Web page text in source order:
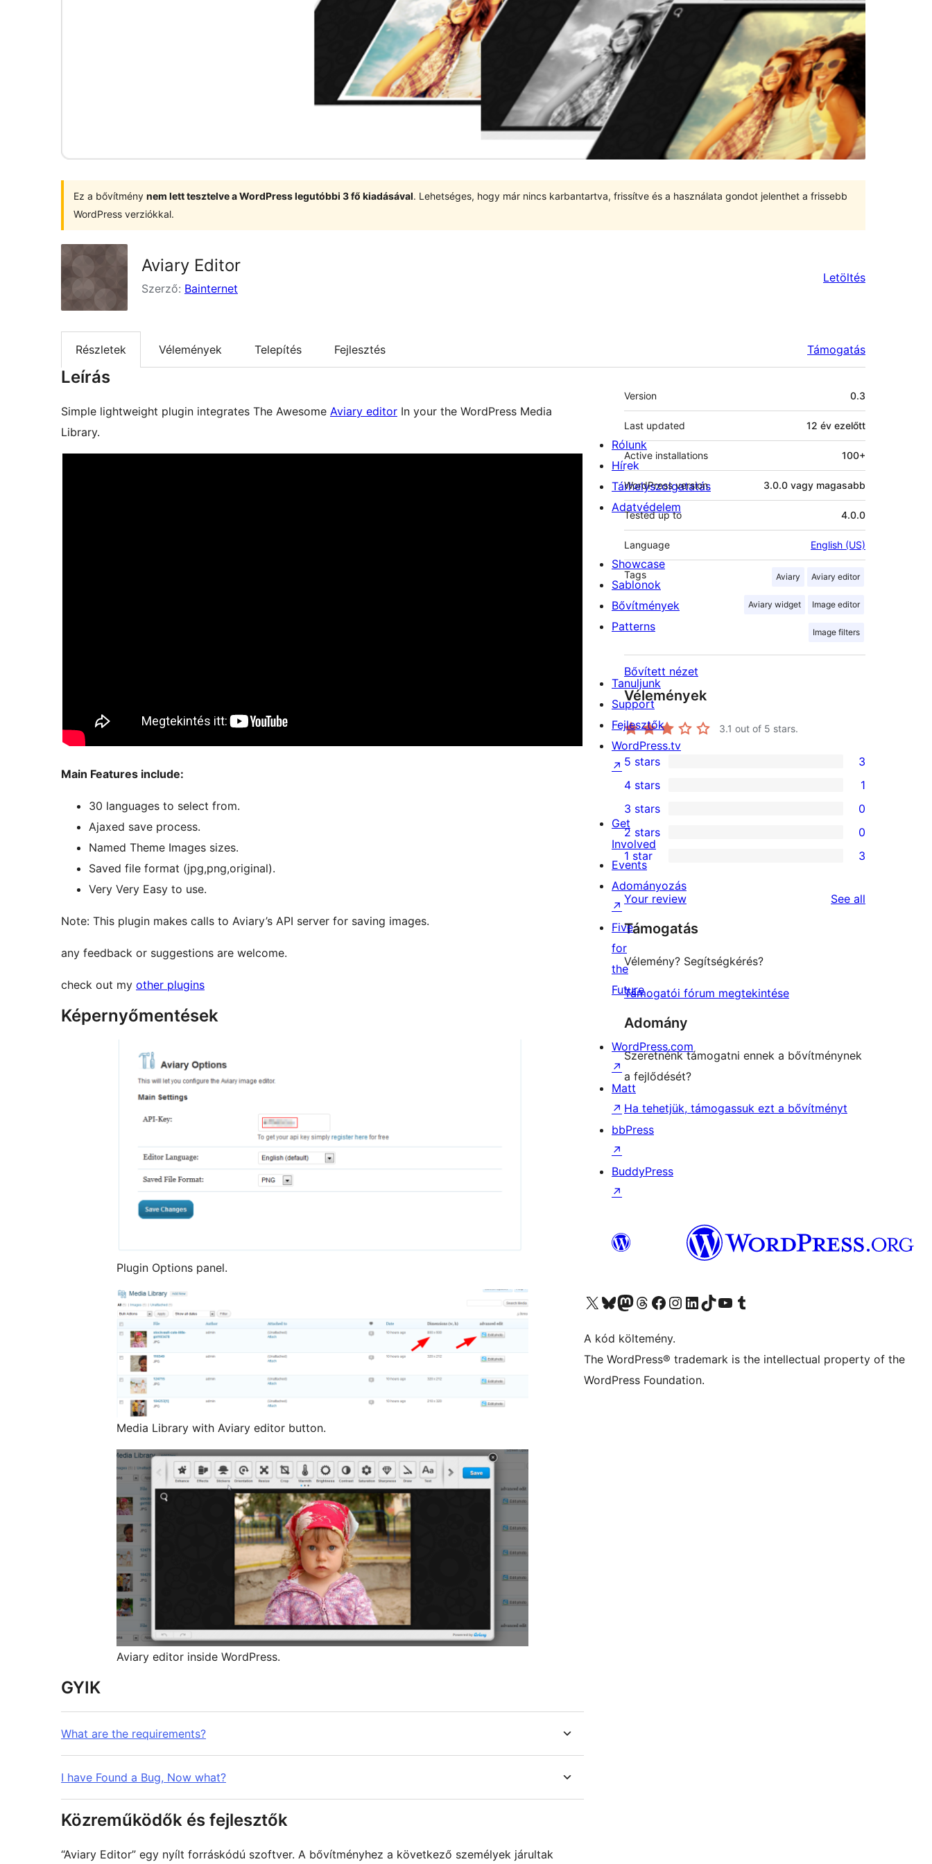
Ez a bővítmény nem lett tesztelve a WordPress legutóbbi 3 fő kiadásával. Lehetséges, hogy már nincs karbantartva, frissítve és a használata gondot jelenthet a frissebb
WordPress verziókkal.
Aviary Editor
Szerző: Bainternet
Letöltés
Részletek Vélemények Telepítés Fejlesztés Támogatás
Leírás
Simple lightweight plugin integrates The Awesome Aviary editor In your the WordPress Media
Library.
Main Features include:
30 languages to select from.
Ajaxed save process.
Named Theme Images sizes.
Saved file format (jpg,png,original).
Very Very Easy to use.
Note: This plugin makes calls to Aviary’s API server for saving images.
any feedback or suggestions are welcome.
check out my other plugins
Képernyőmentések
Plugin Options panel.
Media Library with Aviary editor button.
Aviary editor inside WordPress.
GYIK
What are the requirements?
I have Found a Bug, Now what?
Közreműködők és fejlesztők
“Aviary Editor” egy nyílt forráskódú szoftver. A bővítményhez a következő személyek járultak
Meta
Version 0.3
Last updated 12 év ezelőtt
Active installations 100+
WordPress version 3.0.0 vagy magasabb
Tested up to 4.0.0
Language English (US)
Tags Aviary Aviary editor
Aviary widget Image editor
Image filters
Bővített nézet
Vélemények
3.1 out of 5 stars.
3
5-
star
reviews
5 stars 3
4-
star
review
4 stars 1
0
3-
star
reviews
3 stars 0
0
2-
star
reviews
2 stars 0
3
1-
star
reviews
1 star 3
Your review See all
Támogatás
Vélemény? Segítségkérés?
Támogatói fórum megtekintése
Adomány
Szeretnénk támogatni ennek a bővítménynek
a fejlődését?
Ha tehetjük, támogassuk ezt a bővítményt
Rólunk
Hírek
Tárhelyszolgatatás
Adatvédelem
Showcase
Sablonok
Bővítmények
Patterns
Tanuljunk
Support
Fejlesztők
WordPress.tv
↗
Get
Involved
Events
Adományozás
↗
Five
for
the
Future
WordPress.com
↗
Matt
↗
bbPress
↗
BuddyPress
↗
Visit our X (formerly Twitter) account
Visit our Bluesky account
Twitter csatornánk
Visit our Threads account
Facebook oldalunk megtekintése
Visit our Instagram account
Visit our LinkedIn account
Visit our TikTok account
Visit our YouTube channel
Visit our Tumblr account
A kód költemény.
The WordPress® trademark is the intellectual property of the
WordPress Foundation.